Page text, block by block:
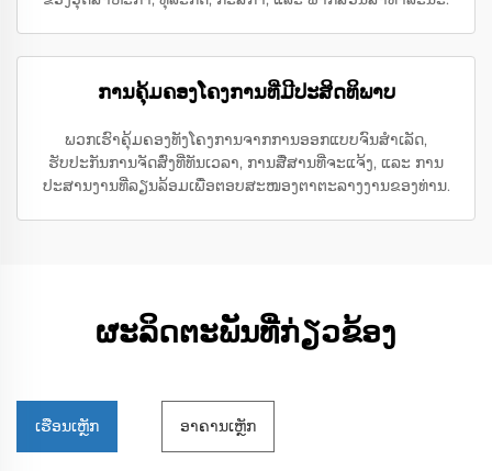
ການຄຸ້ມຄອງໂຄງການທີ່ມີປະສິດທິພາບ
ພວກເຮົາຄຸ້ມຄອງທັງໂຄງການຈາກການອອກແບບຈົນສໍາເລັດ,
ຮັບປະກັນການຈັດສົ່ງທີ່ທັນເວລາ, ການສື່ສານທີ່ຈະແຈ້ງ, ແລະ ການ
ປະສານງານທີ່ລຽນລ້ອມເພື່ອຕອບສະໜອງຕາຕະລາງງານຂອງທ່ານ.
ຜະລິດຕະພັນທີ່ກ່ຽວຂ້ອງ
ເຮືອນເຫຼັກ ອາຄານເຫຼັກ